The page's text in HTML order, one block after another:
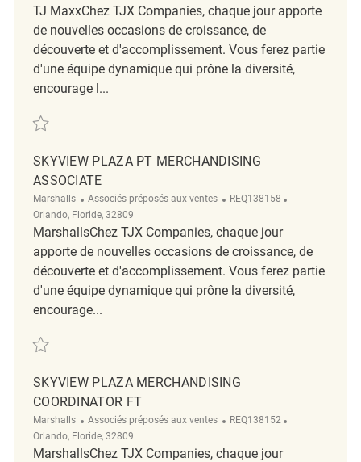
TJ MaxxChez TJX Companies, chaque jour apporte
de nouvelles occasions de croissance, de
découverte et d'accomplissement. Vous ferez partie
d'une équipe dynamique qui prône la diversité,
encourage l...
Sauvegarder Merchandising Sales Associate REQ124229
SKYVIEW PLAZA PT MERCHANDISING
ASSOCIATE
Marshalls Catégorie
Associés préposés aux ventes ReqId
REQ138158
Orlando, Floride, 32809
MarshallsChez TJX Companies, chaque jour
apporte de nouvelles occasions de croissance, de
découverte et d'accomplissement. Vous ferez partie
d'une équipe dynamique qui prône la diversité,
encourage...
Sauvegarder Skyview Plaza PT Merchandising Associate REQ138158
SKYVIEW PLAZA MERCHANDISING
COORDINATOR FT
Marshalls Catégorie
Associés préposés aux ventes ReqId
REQ138152
Orlando, Floride, 32809
MarshallsChez TJX Companies, chaque jour